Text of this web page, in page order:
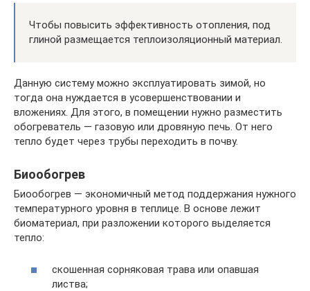
Чтобы повысить эффективность отопления, под
глиной размещается теплоизоляционный материал.
Данную систему можно эксплуатировать зимой, но
тогда она нуждается в усовершенствовании и
вложениях. Для этого, в помещении нужно разместить
обогреватель — газовую или дровяную печь. От него
тепло будет через трубы переходить в почву.
Биообогрев
Биообогрев — экономичный метод поддержания нужного
температурного уровня в теплице. В основе лежит
биоматериал, при разложении которого выделяется
тепло:
скошенная сорняковая трава или опавшая
листва;